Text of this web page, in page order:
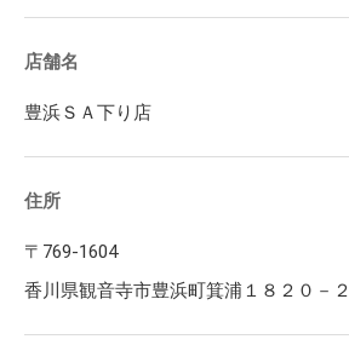
店舗名
豊浜ＳＡ下り店
住所
〒769-1604
香川県観音寺市豊浜町箕浦１８２０－２